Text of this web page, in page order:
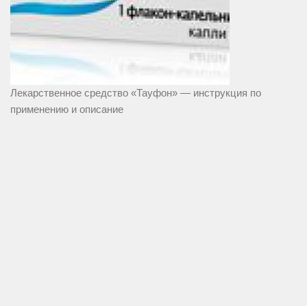
Лекарственное средство «Тауфон» — инструкция по
применению и описание